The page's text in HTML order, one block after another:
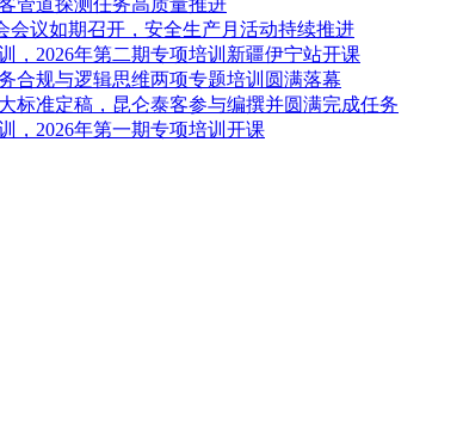
管道探测任务高质量推进
会议如期召开，安全生产月活动持续推进
，2026年第二期专项培训新疆伊宁站开课
合规与逻辑思维两项专题培训圆满落幕
标准定稿，昆仑泰客参与编撰并圆满完成任务
，2026年第一期专项培训开课